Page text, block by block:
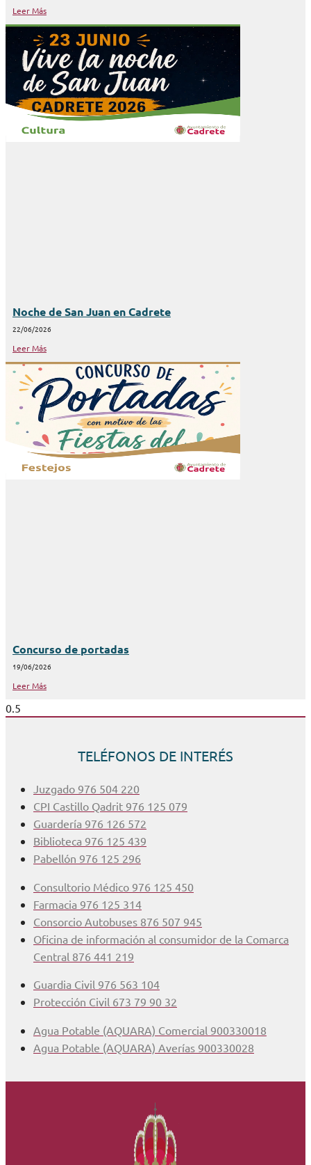
Leer Más
Noche de San Juan en Cadrete
22/06/2026
Leer Más
Concurso de portadas
19/06/2026
Leer Más
TELÉFONOS DE INTERÉS
Juzgado 976 504 220
CPI Castillo Qadrit 976 125 079
Guardería 976 126 572
Biblioteca 976 125 439
Pabellón 976 125 296
Consultorio Médico 976 125 450
Farmacia 976 125 314
Consorcio Autobuses 876 507 945
Oficina de información al consumidor de la Comarca
Central 876 441 219
Guardia Civil 976 563 104
Protección Civil 673 79 90 32
Agua Potable (AQUARA) Comercial 900330018
Agua Potable (AQUARA) Averías 900330028